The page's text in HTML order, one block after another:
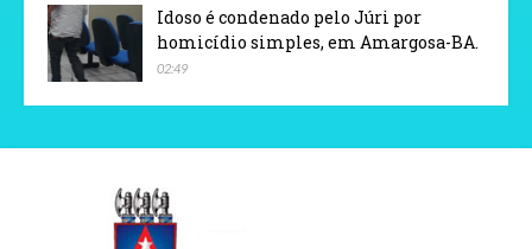
Idoso é condenado pelo Júri por
homicídio simples, em Amargosa-BA.
02:49